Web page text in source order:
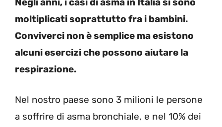
moltiplicati soprattutto fra i bambini.
Conviverci non è semplice ma esistono
alcuni esercizi che possono aiutare la
respirazione.
Nel nostro paese sono 3 milioni le persone
a soffrire di asma bronchiale, e nel 10% dei